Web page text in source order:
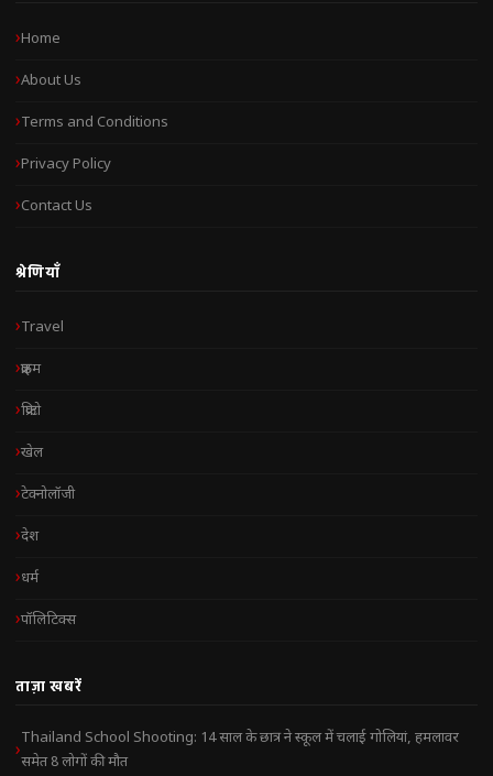
Home
About Us
Terms and Conditions
Privacy Policy
Contact Us
श्रेणियाँ
Travel
क्राइम
क्रिप्टो
खेल
टेक्नोलॉजी
देश
धर्म
पॉलिटिक्स
ताज़ा खबरें
Thailand School Shooting: 14 साल के छात्र ने स्कूल में चलाई गोलियां, हमलावर
समेत 8 लोगों की मौत